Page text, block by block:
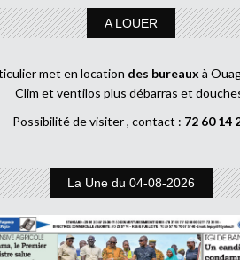
A LOUER
met en location des bureaux à
Clim et ventilos plus débarras et
Possibilité de visiter , contact : 72 60 14
La Une du 04-08-2026